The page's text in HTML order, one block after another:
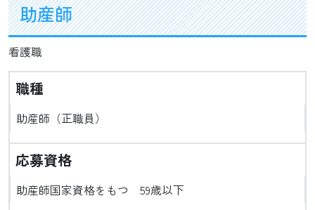
助産師
看護職
職種
助産師（正職員）
応募資格
助産師国家資格をもつ 59歳以下